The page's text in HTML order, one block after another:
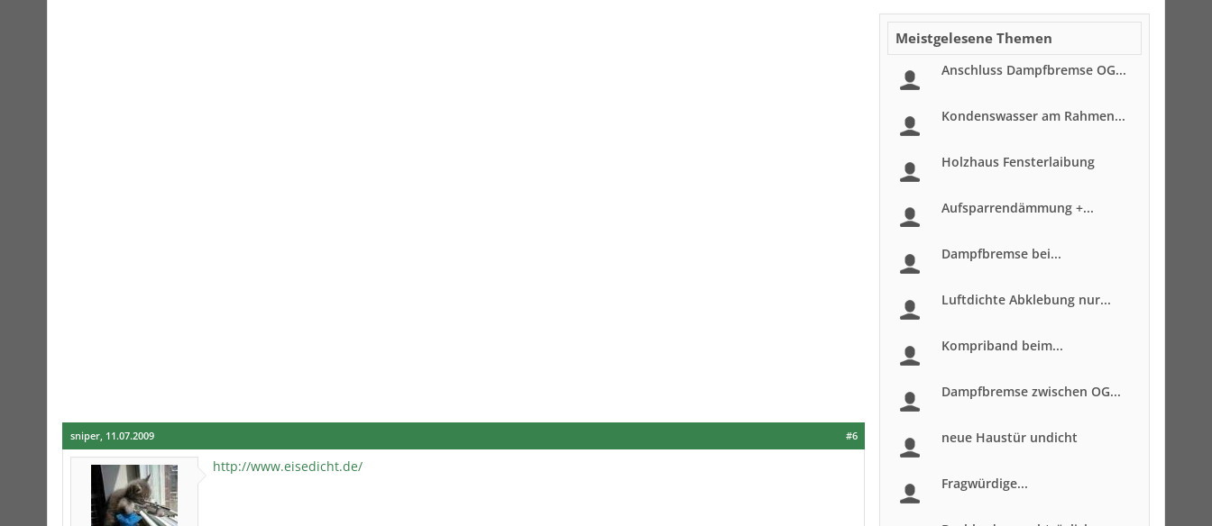
#6
sniper, 11.07.2009
http://www.eisedicht.de/
Meistgelesene Themen
Anschluss Dampfbremse OG...
Kondenswasser am Rahmen...
Holzhaus Fensterlaibung
Aufsparrendämmung +...
Dampfbremse bei...
Luftdichte Abklebung nur...
Kompriband beim...
Dampfbremse zwischen OG...
neue Haustür undicht
Fragwürdige...